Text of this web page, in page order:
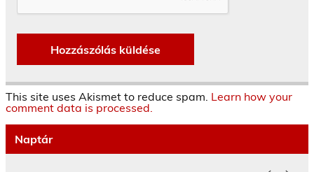
This site uses Akismet to reduce spam. Learn how your
comment data is processed.
Naptár